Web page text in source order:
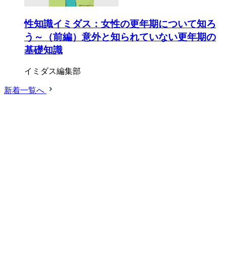
性知識イミダス：女性の更年期について知ろ
う～（前編）意外と知られていない更年期の
基礎知識
イミダス編集部
新着一覧へ